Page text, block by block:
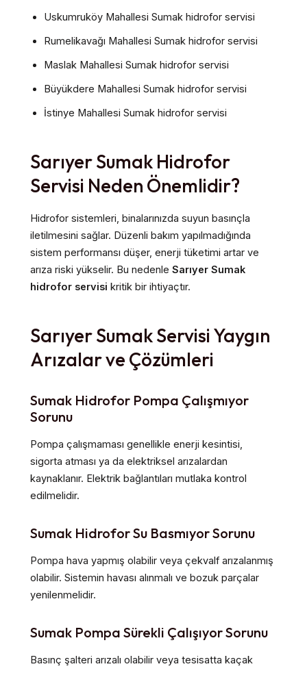
Uskumruköy Mahallesi Sumak hidrofor servisi
Rumelikavağı Mahallesi Sumak hidrofor servisi
Maslak Mahallesi Sumak hidrofor servisi
Büyükdere Mahallesi Sumak hidrofor servisi
İstinye Mahallesi Sumak hidrofor servisi
Sarıyer Sumak Hidrofor
Servisi Neden Önemlidir?
Hidrofor sistemleri, binalarınızda suyun basınçla
iletilmesini sağlar. Düzenli bakım yapılmadığında
sistem performansı düşer, enerji tüketimi artar ve
arıza riski yükselir. Bu nedenle Sarıyer Sumak
hidrofor servisi kritik bir ihtiyaçtır.
Sarıyer Sumak Servisi Yaygın
Arızalar ve Çözümleri
Sumak Hidrofor Pompa Çalışmıyor
Sorunu
Pompa çalışmaması genellikle enerji kesintisi,
sigorta atması ya da elektriksel arızalardan
kaynaklanır. Elektrik bağlantıları mutlaka kontrol
edilmelidir.
Sumak Hidrofor Su Basmıyor Sorunu
Pompa hava yapmış olabilir veya çekvalf arızalanmış
olabilir. Sistemin havası alınmalı ve bozuk parçalar
yenilenmelidir.
Sumak Pompa Sürekli Çalışıyor Sorunu
Basınç şalteri arızalı olabilir veya tesisatta kaçak